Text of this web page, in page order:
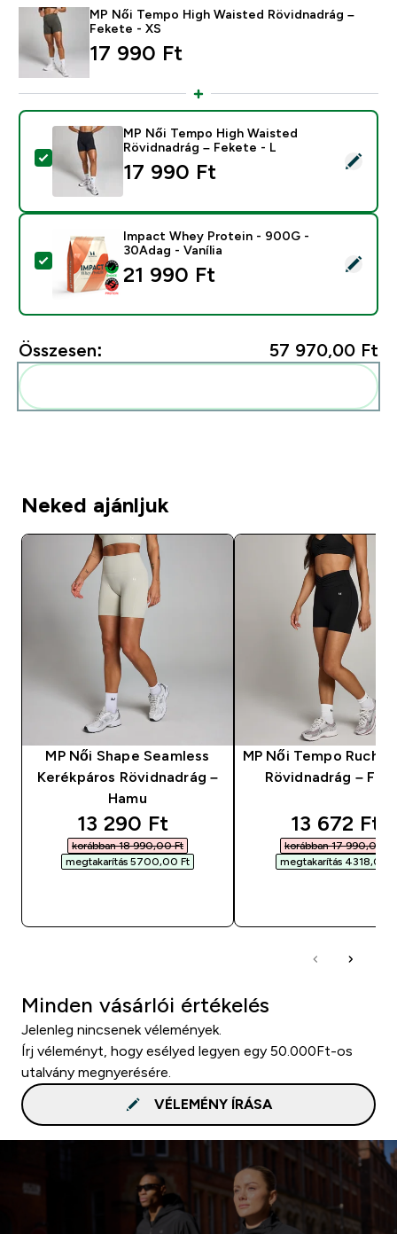
MP Női Tempo High Waisted Rövidnadrág –
Fekete - XS
17 990 Ft‎
Termék kiválasztása - MP Női Tempo High Waisted
MP Női Tempo High Waisted
Rövidnadrág – Fekete - L
17 990 Ft‎
Termék kiválasztása - Impact Whey Protein - 900G -
Impact Whey Protein - 900G -
30Adag - Vanília
21 990 Ft‎
Összesen: 57 970,00 Ft‎
Neked ajánljuk
MP Női Shape Seamless
Kerékpáros Rövidnadrág –
Hamu
discounted price
13 290 Ft‎
korábban 18 990,00 Ft‎
megtakarítás 5700,00 Ft‎
MP Női Tempo
Rövidnadrág –
13 672 Ft‎
korábban 17 990,00 Ft‎
megtakarítás 4318,00
Minden vásárlói értékelés
Jelenleg nincsenek vélemények.
Írj véleményt, hogy esélyed legyen egy 50.000Ft-os
utalvány megnyerésére.
VÉLEMÉNY ÍRÁSA